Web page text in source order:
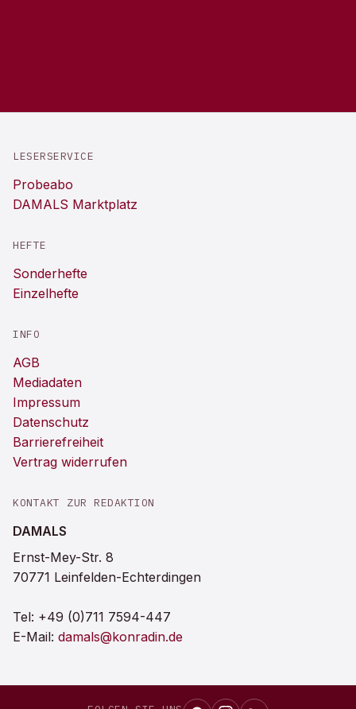
LESERSERVICE
Probeabo
DAMALS Marktplatz
HEFTE
Sonderhefte
Einzelhefte
INFO
AGB
Mediadaten
Impressum
Datenschutz
Barrierefreiheit
Vertrag widerrufen
KONTAKT ZUR REDAKTION
DAMALS
Ernst-Mey-Str. 8
70771 Leinfelden-Echterdingen
Tel: +49 (0)711 7594-447
E-Mail: damals@konradin.de